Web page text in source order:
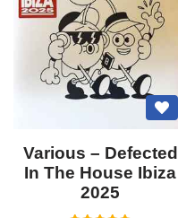
Various ‎– Defected
In The House Ibiza
2025